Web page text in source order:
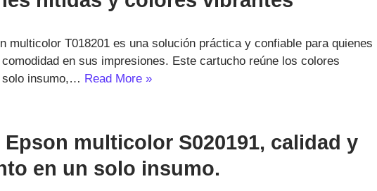
multicolor T018201 es una solución práctica y confiable para quienes
en sus impresiones. Este cartucho reúne los colores
solo insumo,… Read More »
multicolor S020191, calidad y
en un solo insumo.